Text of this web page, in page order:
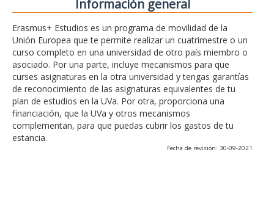
Información general
Erasmus+ Estudios es un programa de movilidad de la
Unión Europea que te permite realizar un cuatrimestre o un
curso completo en una universidad de otro país miembro o
asociado. Por una parte, incluye mecanismos para que
curses asignaturas en la otra universidad y tengas garantías
de reconocimiento de las asignaturas equivalentes de tu
plan de estudios en la UVa. Por otra, proporciona una
financiación, que la UVa y otros mecanismos
complementan, para que puedas cubrir los gastos de tu
estancia.
Fecha de revisión: 30-09-2021